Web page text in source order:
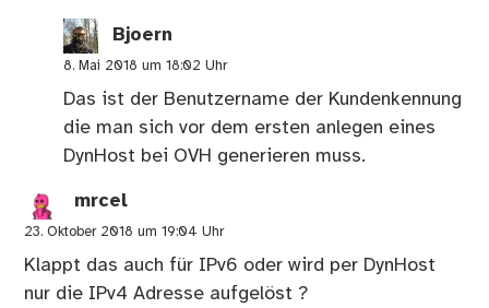
Bjoern
8. Mai 2018 um 18:02 Uhr
Das ist der Benutzername der Kundenkennung
die man sich vor dem ersten anlegen eines
DynHost bei OVH generieren muss.
mrcel
23. Oktober 2018 um 19:04 Uhr
Klappt das auch für IPv6 oder wird per DynHost
nur die IPv4 Adresse aufgelöst ?